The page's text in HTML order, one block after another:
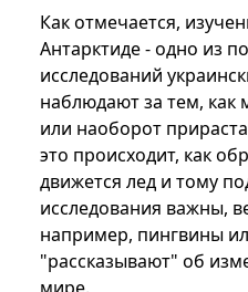
Как отмечается,
Антарктиде - одно из
исследований
наблюдают за тем, как
или наоборот
это происходит, как
движется лед и тому
исследования важны,
например, пингвины
"рассказывают" об